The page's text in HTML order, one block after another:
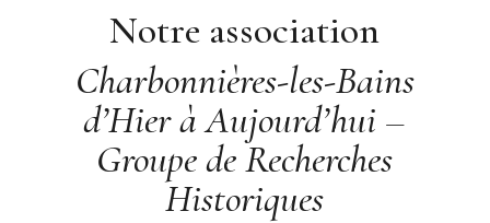
Notre association
Charbonnières-les-Bains
d’Hier à Aujourd’hui –
Groupe de Recherches
Historiques